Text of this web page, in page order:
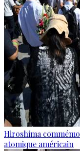
Hiroshima
atomique américain